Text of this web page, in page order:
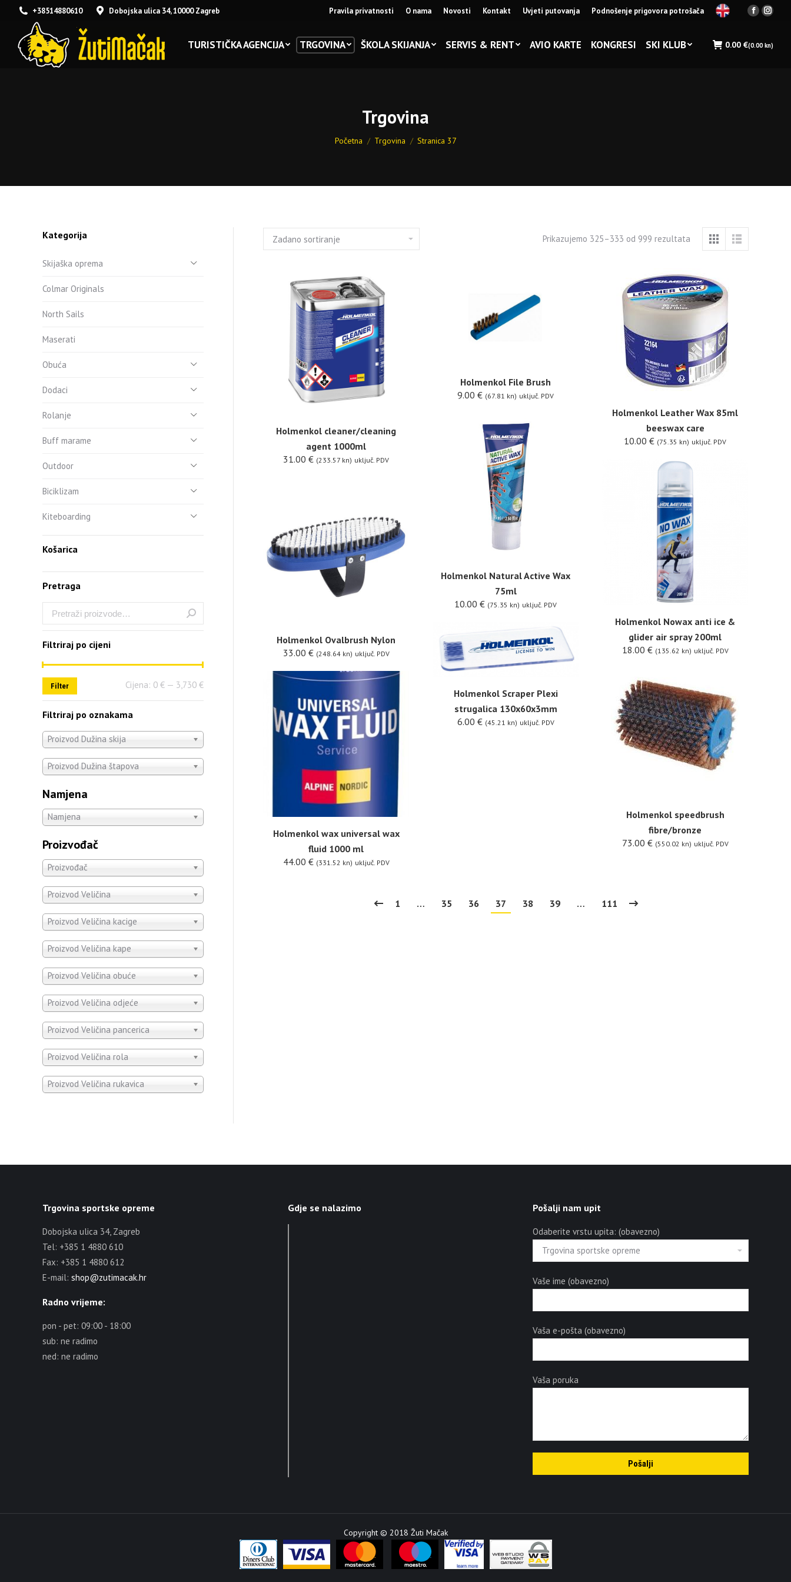
+38514880610 Dobojska ulica 34, 10000 Zagreb Pravila privatnosti O nama Novosti Kontakt Uvjeti putovanja Podnošenje prigovora potrošača
Facebook
in
in
TURISTIČKA AGENCIJA TRGOVINA ŠKOLA SKIJANJA SERVIS & RENT AVIO KARTE KONGRESI SKI KLUB 0.00 €(0.00 kn)
Trgovina
You are here:
Početna Trgovina Stranica 37
Prikazujemo 325–333 od 999 rezultata
Holmenkol cleaner/cleaning
agent 1000ml
31.00 € (233.57 kn) uključ. PDV
Holmenkol File Brush
9.00 € (67.81 kn) uključ. PDV
Holmenkol Leather Wax 85ml
beeswax care
10.00 € (75.35 kn) uključ. PDV
Holmenkol Natural Active Wax
75ml
10.00 € (75.35 kn) uključ. PDV
Holmenkol Nowax anti ice &
glider air spray 200ml
18.00 € (135.62 kn) uključ. PDV
Holmenkol Ovalbrush Nylon
33.00 € (248.64 kn) uključ. PDV
Holmenkol Scraper Plexi
strugalica 130x60x3mm
6.00 € (45.21 kn) uključ. PDV
Holmenkol speedbrush
fibre/bronze
73.00 € (550.02 kn) uključ. PDV
Holmenkol wax universal wax
fluid 1000 ml
44.00 € (331.52 kn) uključ. PDV
1 … 35 36 37 38 39 … 111
Kategorija
Skijaška oprema
Colmar Originals
North Sails
Maserati
Obuća
Dodaci
Rolanje
Buff marame
Outdoor
Biciklizam
Kiteboarding
Košarica
Pretraga
Filtriraj po cijeni
Filter Cijena: 0 € — 3,730 €
Filtriraj po oznakama
Proizvod Dužina skija
Proizvod Dužina štapova
Namjena
Namjena
Proizvođač
Proizvođač
Proizvod Veličina
Proizvod Veličina kacige
Proizvod Veličina kape
Proizvod Veličina obuće
Proizvod Veličina odjeće
Proizvod Veličina pancerica
Proizvod Veličina rola
Proizvod Veličina rukavica
Trgovina sportske opreme
Dobojska ulica 34, Zagreb
Tel: +385 1 4880 610
Fax: +385 1 4880 612
E-mail: shop@zutimacak.hr
Radno vrijeme:
pon - pet: 09:00 - 18:00
sub: ne radimo
ned: ne radimo
Gdje se nalazimo Pošalji nam upit
Odaberite vrstu upita: (obavezno)
Vaše ime (obavezno)
Vaša e-pošta (obavezno)
Vaša poruka
Copyright © 2018 Žuti Mačak